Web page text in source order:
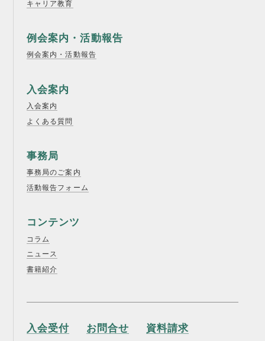
キャリア教育
例会案内・活動報告
例会案内・活動報告
入会案内
入会案内
よくある質問
事務局
事務局のご案内
活動報告フォーム
コンテンツ
コラム
ニュース
書籍紹介
入会受付 お問合せ 資料請求